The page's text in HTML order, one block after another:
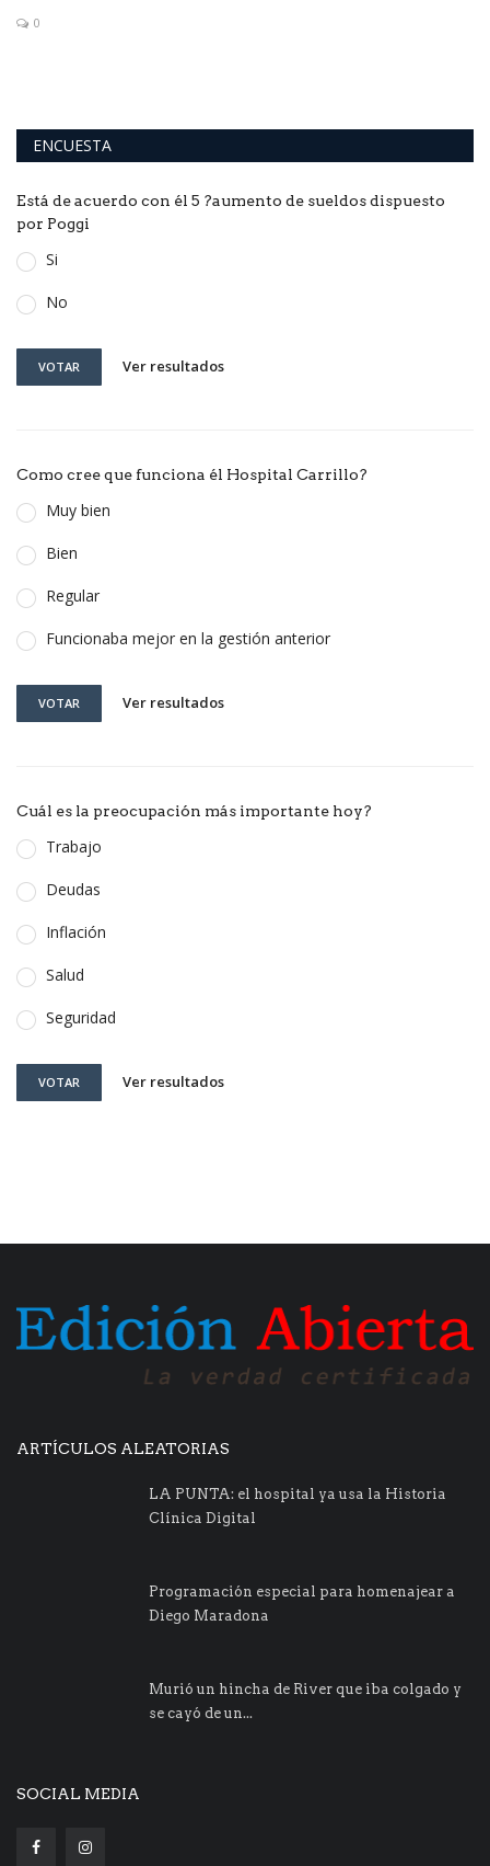
0
ENCUESTA
Está de acuerdo con él 5 ?aumento de sueldos dispuesto
por Poggi
Si
No
VOTAR Ver resultados
Como cree que funciona él Hospital Carrillo?
Muy bien
Bien
Regular
Funcionaba mejor en la gestión anterior
VOTAR Ver resultados
Cuál es la preocupación más importante hoy?
Trabajo
Deudas
Inflación
Salud
Seguridad
VOTAR Ver resultados
ARTÍCULOS ALEATORIAS
LA PUNTA: el hospital ya usa la Historia
Clínica Digital
Programación especial para homenajear a
Diego Maradona
Murió un hincha de River que iba colgado y
se cayó de un...
SOCIAL MEDIA